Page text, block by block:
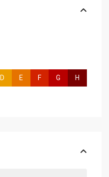
D E F G H